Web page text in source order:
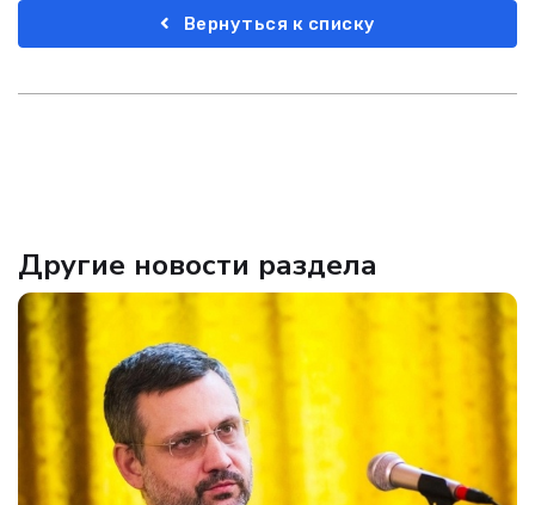
Вернуться к списку
Другие новости раздела